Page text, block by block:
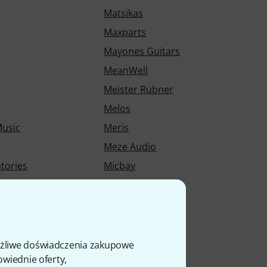
doświadczenia zakupowe
oferty,
Matsikas
Maxparts
Mayones Guitars
MeanWell
Meister Rubner
Melos
Meris
Meze Audio
Micbay
Milo Stamm